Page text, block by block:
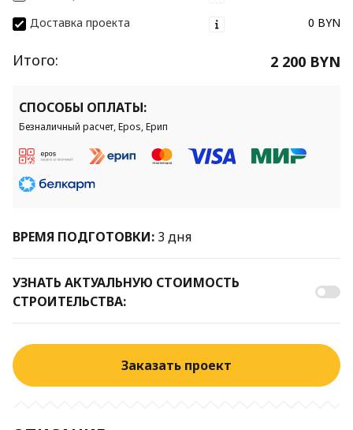
Доставка проекта
0 BYN
Итого: 2 200 BYN
СПОСОБЫ ОПЛАТЫ:
Безналичный расчет, Epos, Ерип
ВРЕМЯ ПОДГОТОВКИ: 3 дня
УЗНАТЬ АКТУАЛЬНУЮ СТОИМОСТЬ
СТРОИТЕЛЬСТВА:
Заказать проект